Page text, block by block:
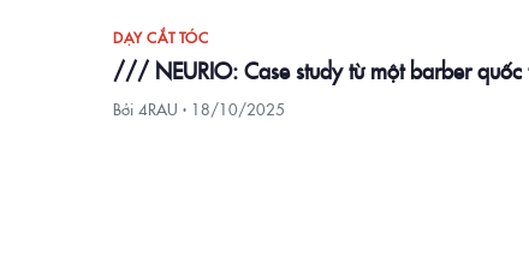
DẠY CẮT TÓC
/// NEURIO: Case study từ một barber
Bởi 4RAU · 18/10/2025